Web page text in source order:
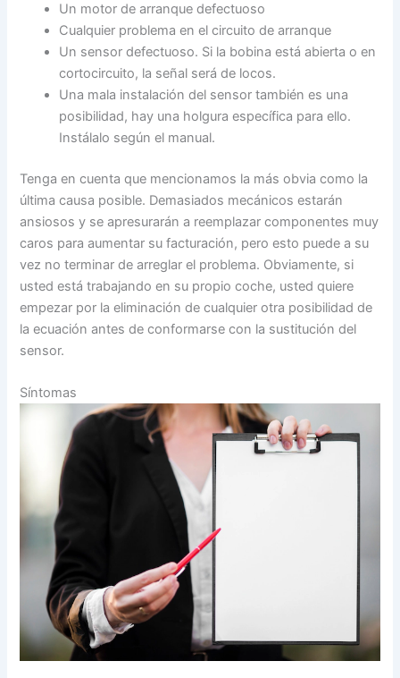
Un motor de arranque defectuoso
Cualquier problema en el circuito de arranque
Un sensor defectuoso. Si la bobina está abierta o en
cortocircuito, la señal será de locos.
Una mala instalación del sensor también es una
posibilidad, hay una holgura específica para ello.
Instálalo según el manual.
Tenga en cuenta que mencionamos la más obvia como la
última causa posible. Demasiados mecánicos estarán
ansiosos y se apresurarán a reemplazar componentes muy
caros para aumentar su facturación, pero esto puede a su
vez no terminar de arreglar el problema. Obviamente, si
usted está trabajando en su propio coche, usted quiere
empezar por la eliminación de cualquier otra posibilidad de
la ecuación antes de conformarse con la sustitución del
sensor.
Síntomas